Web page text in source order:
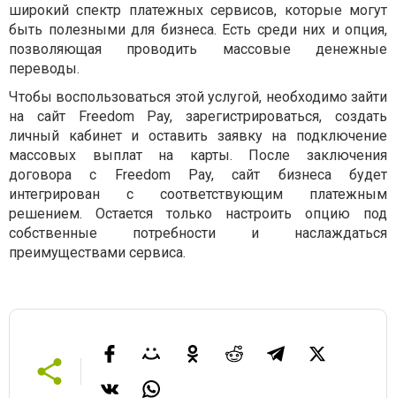
широкий спектр платежных сервисов, которые могут
быть полезными для бизнеса. Есть среди них и опция,
позволяющая проводить массовые денежные
переводы.
Чтобы воспользоваться этой услугой, необходимо зайти
на сайт Freedom Pay, зарегистрироваться, создать
личный кабинет и оставить заявку на подключение
массовых выплат на карты. После заключения
договора с Freedom Pay, сайт бизнеса будет
интегрирован с соответствующим платежным
решением. Остается только настроить опцию под
собственные потребности и наслаждаться
преимуществами сервиса.